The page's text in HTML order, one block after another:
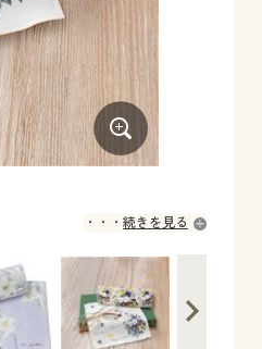
続きを見る